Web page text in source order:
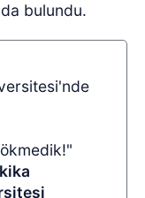
bulundu.